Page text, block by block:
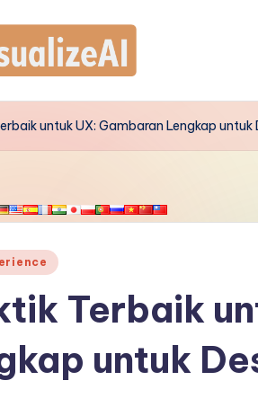
untuk UX: Gambaran Lengkap untuk
Terbaik
untuk